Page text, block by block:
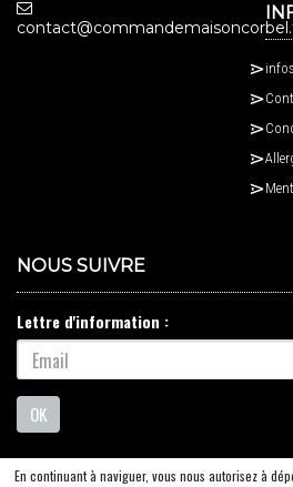
NOUS SUIVRE
Lettre d'information :
OK
En continuant à naviguer, vous nous autorisez à